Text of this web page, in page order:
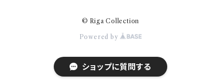
© Riga Collection
Powered by
ショップに質問する